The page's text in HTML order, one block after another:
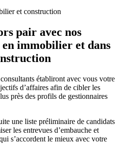
pair avec nos
en immobilier et dans
établiront avec vous votre
d’affaires afin de cibler les
près des profils de gestionnaires
une liste préliminaire de candidats
les entrevues d’embauche et
s’accordent le mieux avec votre